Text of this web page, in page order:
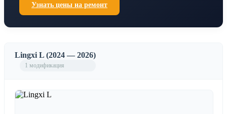
Узнать цены на ремонт
Lingxi L (2024 — 2026)
1 модификация